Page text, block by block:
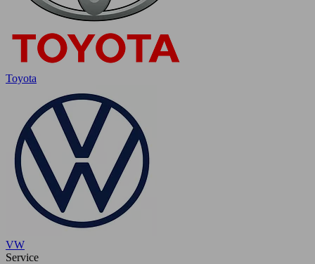
Toyota
VW
Service